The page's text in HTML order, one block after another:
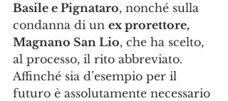
Basile e Pignataro, nonché sulla
condanna di un ex prorettore,
Magnano San Lio, che ha scelto,
al processo, il rito abbreviato.
Affinché sia d’esempio per il
futuro è assolutamente necessario